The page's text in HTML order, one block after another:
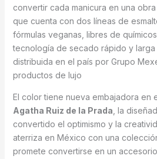
convertir cada manicura en una
que cuenta con dos líneas de
fórmulas veganas, libres de
tecnología de secado rápido y larga
distribuida en el país por Grupo
productos de lujo
El color tiene nueva embajadora en
Agatha Ruiz de la Prada , la
convertido el optimismo y la
aterriza en México con una
promete convertirse en un